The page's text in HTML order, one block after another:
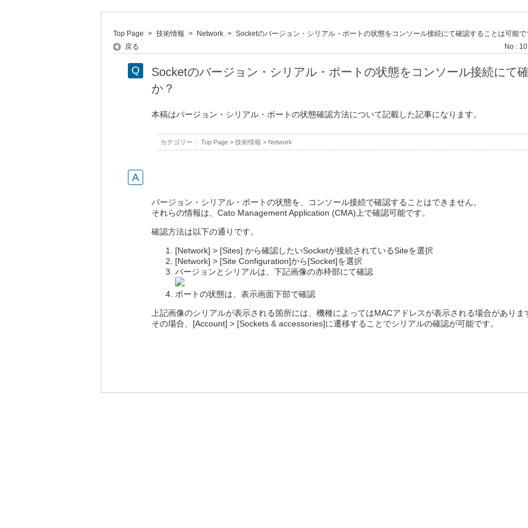
Top Page > 技術情報 > Network > Socketのバージョン・シリアル・ポートの状態をコンソール接続にて確認することは可能で
戻る
No :
Socketのバージョン・シリアル・ポートの状態をコンソール接続にて
か？
本稿はバージョン・シリアル・ポートの状態確認方法について記載した記事になります。
カテゴリー : Top Page > 技術情報 > Network
バージョン・シリアル・ポートの状態を、コンソール接続で確認することはできません。
それらの情報は、Cato Management Application (CMA)上で確認可能です。
確認方法は以下の通りです。
[Network] > [Sites] から確認したいSocketが接続されているSiteを選択
[Network] > [Site Configuration]から[Socket]を選択
バージョンとシリアルは、下記画像の赤枠部にて確認
ポートの状態は、表示画面下部で確認
上記画像のシリアルが表示される箇所には、機種によってはMACアドレスが表示される場合がありま
その場合、[Account] > [Sockets & accessories]に遷移することでシリアルの確認が可能です。